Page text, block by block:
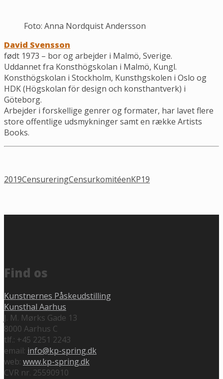
Foto: Anna Nordquist Andersson
David Svensson
født 1973 – bor og arbejder i Malmö, Sverige.
Uddannet fra Konsthögskolan i Malmö, Kungl.
Konsthögskolan i Stockholm, Kunsthgskolen i Oslo og
HDK (Högskolan för design och konsthantverk) i
Göteborg.
Arbejder i forskellige genrer og formater, har lavet flere
store offentlige udsmykninger samt en række Artists
Books.
2019CensureringCensurkomitéenKP19
Find os
Kunstnernes Påskeudstilling
Kunsthal Aarhus
J. M. Mørks Gade 13
8000 Aarhus C
tlf.: +45 2251 2243
email: info@kp-spring.dk
web: www.kp-spring.dk
CVR nr. 25590910